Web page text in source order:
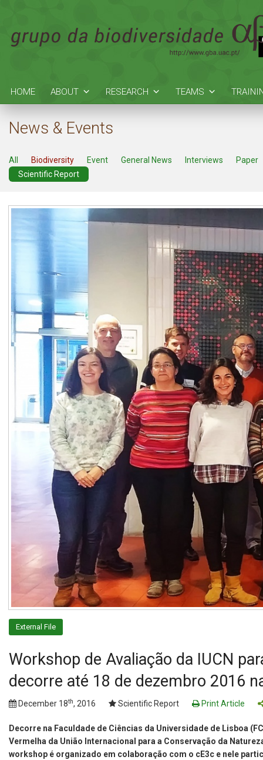
HOME ABOUT RESEARCH TEAMS
News & Events
All Biodiversity Event General News Interviews
Paper
Scientific Report
External File
Workshop de Avaliação da IUCN
decorre até 18 de dezembro 2016
December 18th, 2016 Scientific Report Print Article
Decorre na Faculdade de Ciências da Universidade de Lisboa
Vermelha da União Internacional para a Conservação da
workshop é organizado em colaboração com o cE3c e nele